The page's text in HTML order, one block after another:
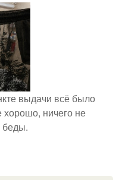
выдачи всё было
ничего не